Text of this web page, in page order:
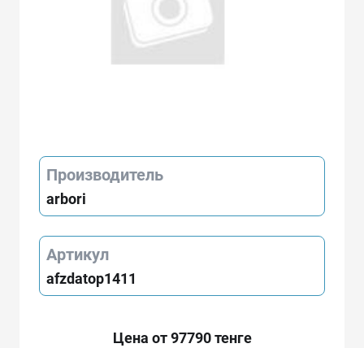
Производитель
arbori
Артикул
afzdatop1411
Цена от 97790 тенге